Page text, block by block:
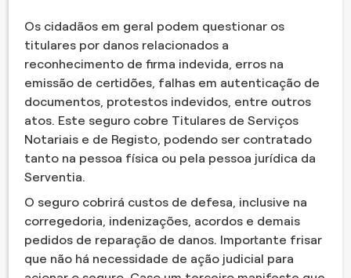
Os cidadãos em geral podem questionar os
titulares por danos relacionados a
reconhecimento de firma indevida, erros na
emissão de certidões, falhas em autenticação de
documentos, protestos indevidos, entre outros
atos. Este seguro cobre Titulares de Serviços
Notariais e de Registo, podendo ser contratado
tanto na pessoa física ou pela pessoa jurídica da
Serventia.
O seguro cobrirá custos de defesa, inclusive na
corregedoria, indenizações, acordos e demais
pedidos de reparação de danos. Importante frisar
que não há necessidade de ação judicial para